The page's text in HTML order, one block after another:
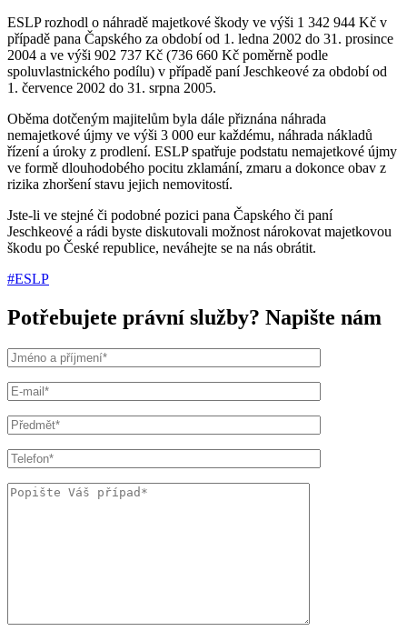
ESLP rozhodl o náhradě majetkové škody ve výši 1 342 944 Kč v
případě pana Čapského za období od 1. ledna 2002 do 31. prosince
2004 a ve výši 902 737 Kč (736 660 Kč poměrně podle
spoluvlastnického podílu) v případě paní Jeschkeové za období od
1. července 2002 do 31. srpna 2005.
Oběma dotčeným majitelům byla dále přiznána náhrada
nemajetkové újmy ve výši 3 000 eur každému, náhrada nákladů
řízení a úroky z prodlení. ESLP spatřuje podstatu nemajetkové újmy
ve formě dlouhodobého pocitu zklamání, zmaru a dokonce obav z
rizika zhoršení stavu jejich nemovitostí.
Jste-li ve stejné či podobné pozici pana Čapského či paní
Jeschkeové a rádi byste diskutovali možnost nárokovat majetkovou
škodu po České republice, neváhejte se na nás obrátit.
#ESLP
Potřebujete právní služby? Napište nám